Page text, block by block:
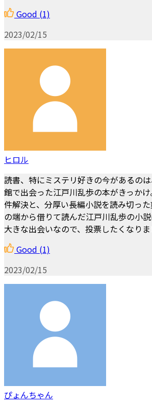
Good (1)
2023/02/15
ヒロル
読書、特にミステリ好きの今があるの
館で出会った江戸川乱歩の本がきっか
件解決と、分厚い長編小説を読み切っ
の端から借りて読んだ江戸川乱歩の小
大きな出会いなので、投票したくなりま
Good (1)
2023/02/15
ぴょんちゃん